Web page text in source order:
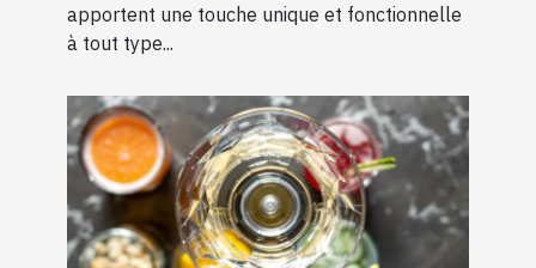
apportent une touche unique et fonctionnelle
à tout type...